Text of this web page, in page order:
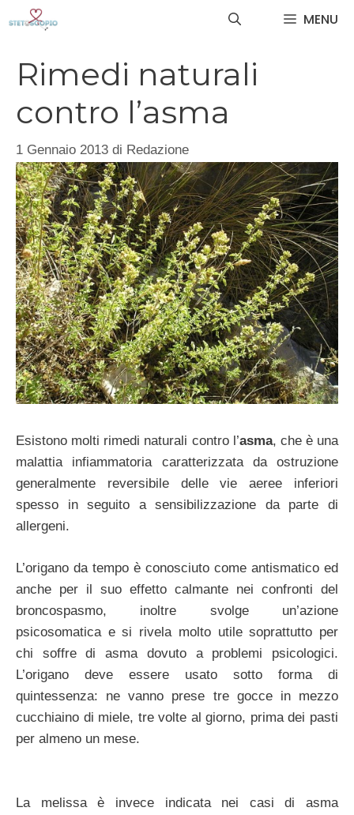
MENU
Rimedi naturali
contro l’asma
1 Gennaio 2013 di Redazione
Esistono molti rimedi naturali contro l’asma, che è una
malattia infiammatoria caratterizzata da ostruzione
generalmente reversibile delle vie aeree inferiori
spesso in seguito a sensibilizzazione da parte di
allergeni.
L’origano da tempo è conosciuto come antismatico ed
anche per il suo effetto calmante nei confronti del
broncospasmo, inoltre svolge un’azione
psicosomatica e si rivela molto utile soprattutto per
chi soffre di asma dovuto a problemi psicologici.
L’origano deve essere usato sotto forma di
quintessenza: ne vanno prese tre gocce in mezzo
cucchiaino di miele, tre volte al giorno, prima dei pasti
per almeno un mese.
La melissa è invece indicata nei casi di asma